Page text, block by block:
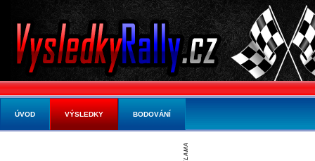
ÚVOD VÝSLEDKY BODOVÁNÍ